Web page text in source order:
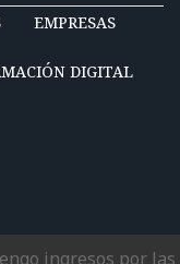
EMPRESAS
DIGITAL
ingresos por las